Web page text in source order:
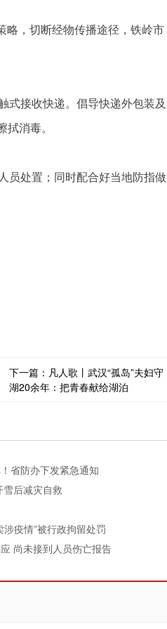
，切断经物传播途径，铁岭市
接收快递。倡导快递外包装及
消毒。
处置；同时配合好当地防指做
下一篇： 凡人歌丨武汉“孤岛”夫妇守
湖20余年：把青春献给湖泊
省防办下发紧急通知
后减灾自救
疫情”被行政拘留处罚
尚未接到人员伤亡报告